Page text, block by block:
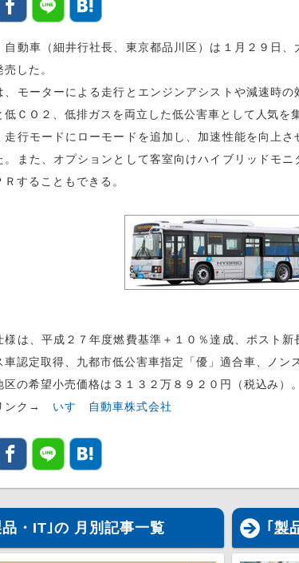
動車（細井行社長、東京都品川区）は１月２９日、
した。
モーターによる走行とエンジンアシストや減速時の
低ＣＯ２、低排ガスを両立した低公害車として人気を
行モードにローモードを追加し、加速性能を向上さ
。また、オプションとして客室向けハイブリッドモ
することもできる。
は、平成２７年度燃費基準＋１０％達成、ポスト新
車認定取得、九都市低公害車指定「優」適合車、ノン
の希望小売価格は３１３２万８９２０円（税込み）。
ンク→ いすゞ自動車株式会社
品・IT｣の 月別記事一覧 ｢ 製